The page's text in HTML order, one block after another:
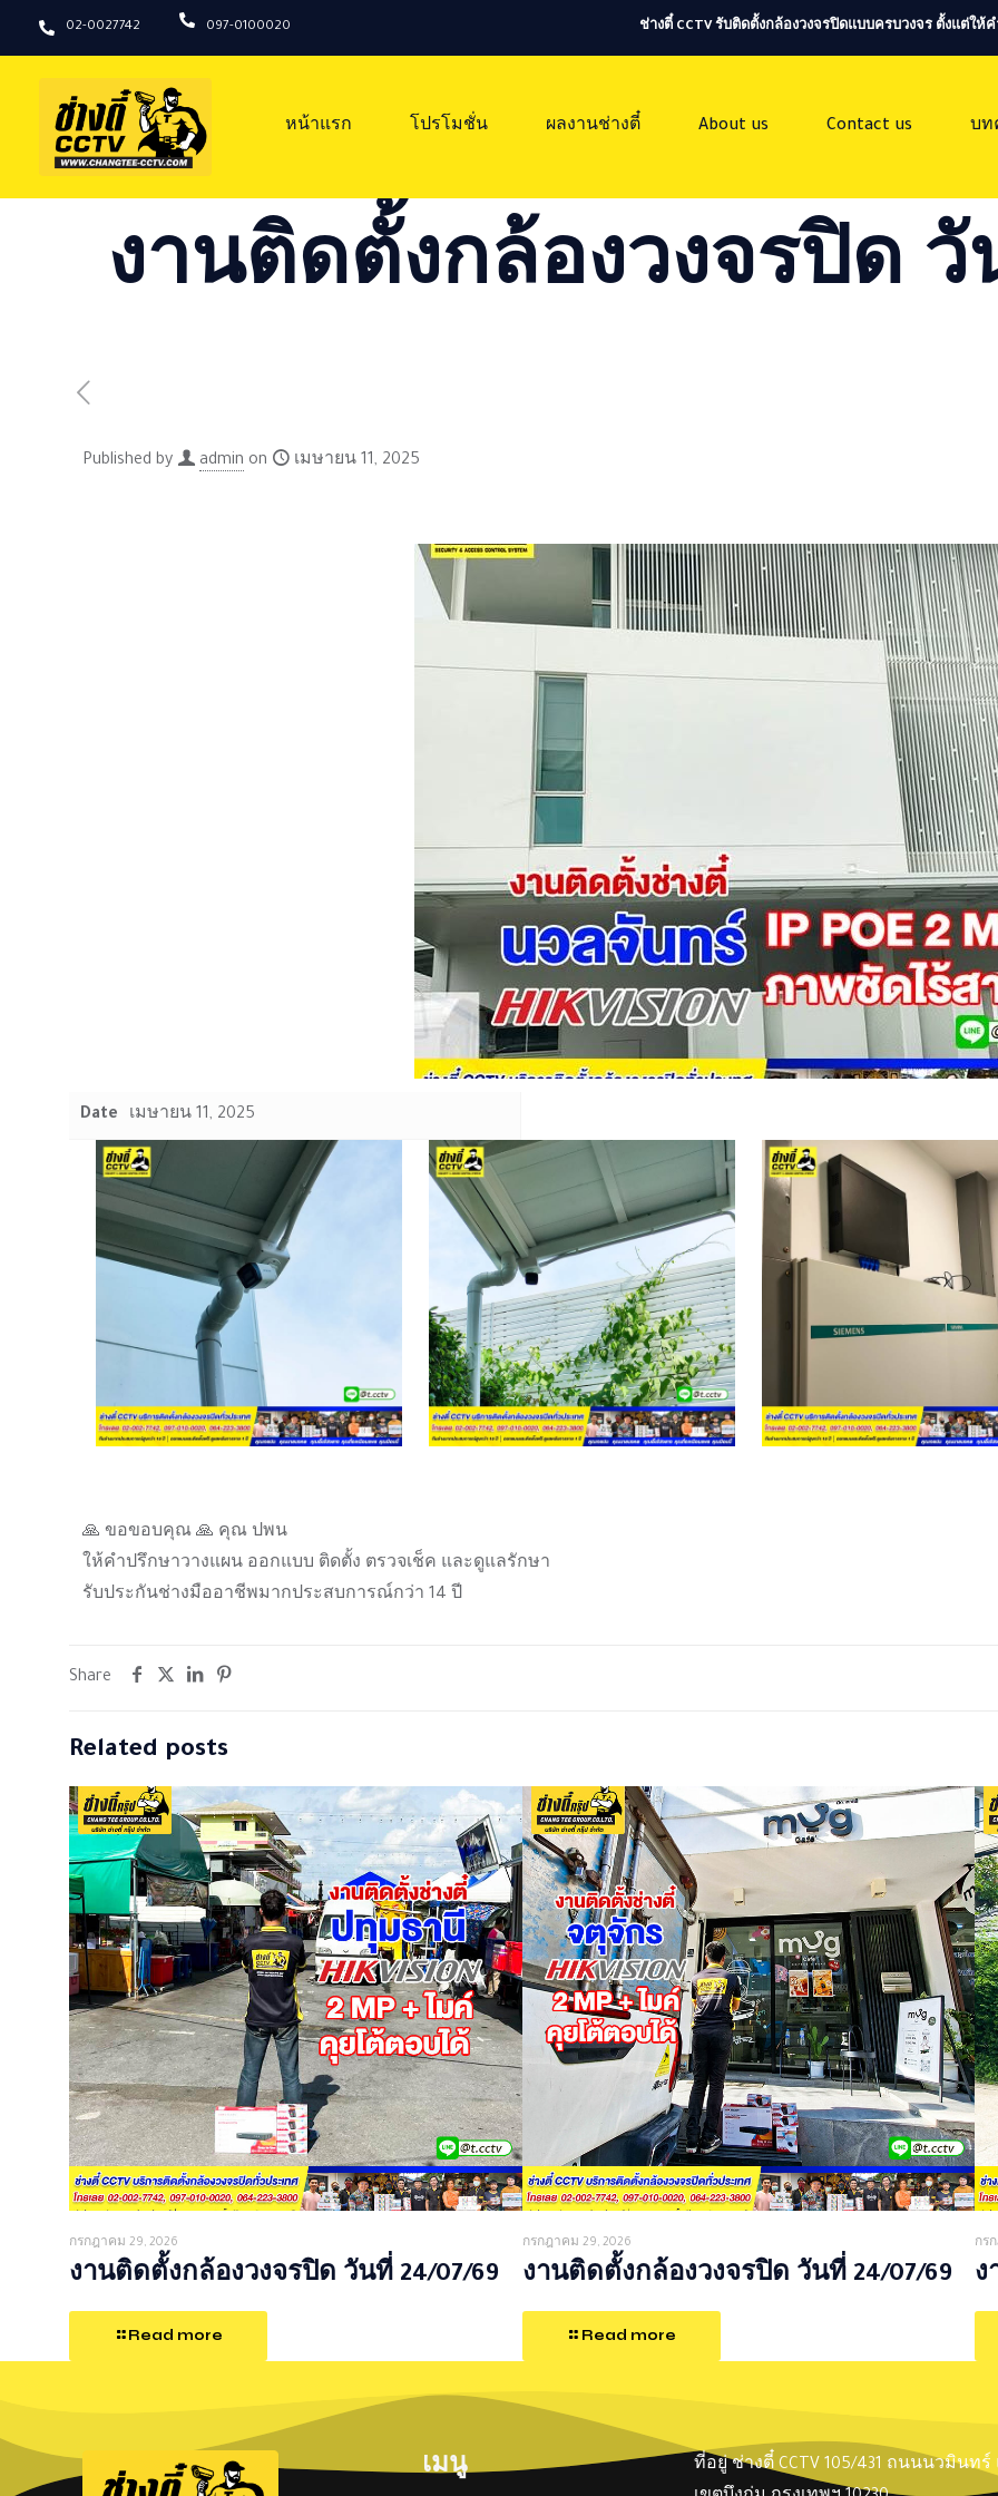
02-0027742 097-0100020 ช่างตี๋ CCTV รับติดตั้งกล้องวงจรปิดแบบครบวงจร ตั้งแต่
หน้าแรก โปรโมชั่น ผลงานช่างตี๋ About us Contact us บท
งานติดตั้งกล้องวงจรปิด วั
Published by admin on เมษายน 11, 2025
Date เมษายน 11, 2025
🙏 ขอขอบคุณ 🙏 คุณ ปพน
ให้คำปรึกษาวางแผน ออกแบบ ติดตั้ง ตรวจเช็ค และดูแลรักษา
รับประกันช่างมืออาชีพมากประสบการณ์กว่า 14 ปี
Share
Related posts
กรกฎาคม 29, 2026
งานติดตั้งกล้องวงจรปิด วันที่ 24/07/69
Read more
กรกฎาคม 29, 2026
งานติดตั้งกล้องวงจรปิด วันที่ 24/07/69
Read more
กร
ง
เมนู
ที่อยู่ ช่างตี๋ CCTV 105/431 ถนนนวมินท